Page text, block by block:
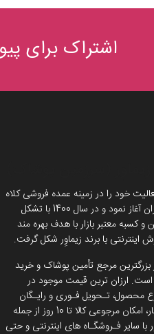
اشتراک برای
از سال 1359 فعالیت خود را در زمینه عمده فروشی کلاه
و پوشاک در بازار ایران آغاز نمود و در سال 1400 با تشکل
معتبر بازار با هدف بهره مند
با برند زیماوِر شکل گرفت.
بزرگترین مرجع تأمین پوشاک و خرید
است. ارزان ترین قیمت موجود در
محصول، تـحویل فـوری و رایـگان
درب منزل یا محل کار، امکان مرجوعی کالا تا 10 روز از جمله
با سایر فـروشگـاه های اینترنتی و حتی